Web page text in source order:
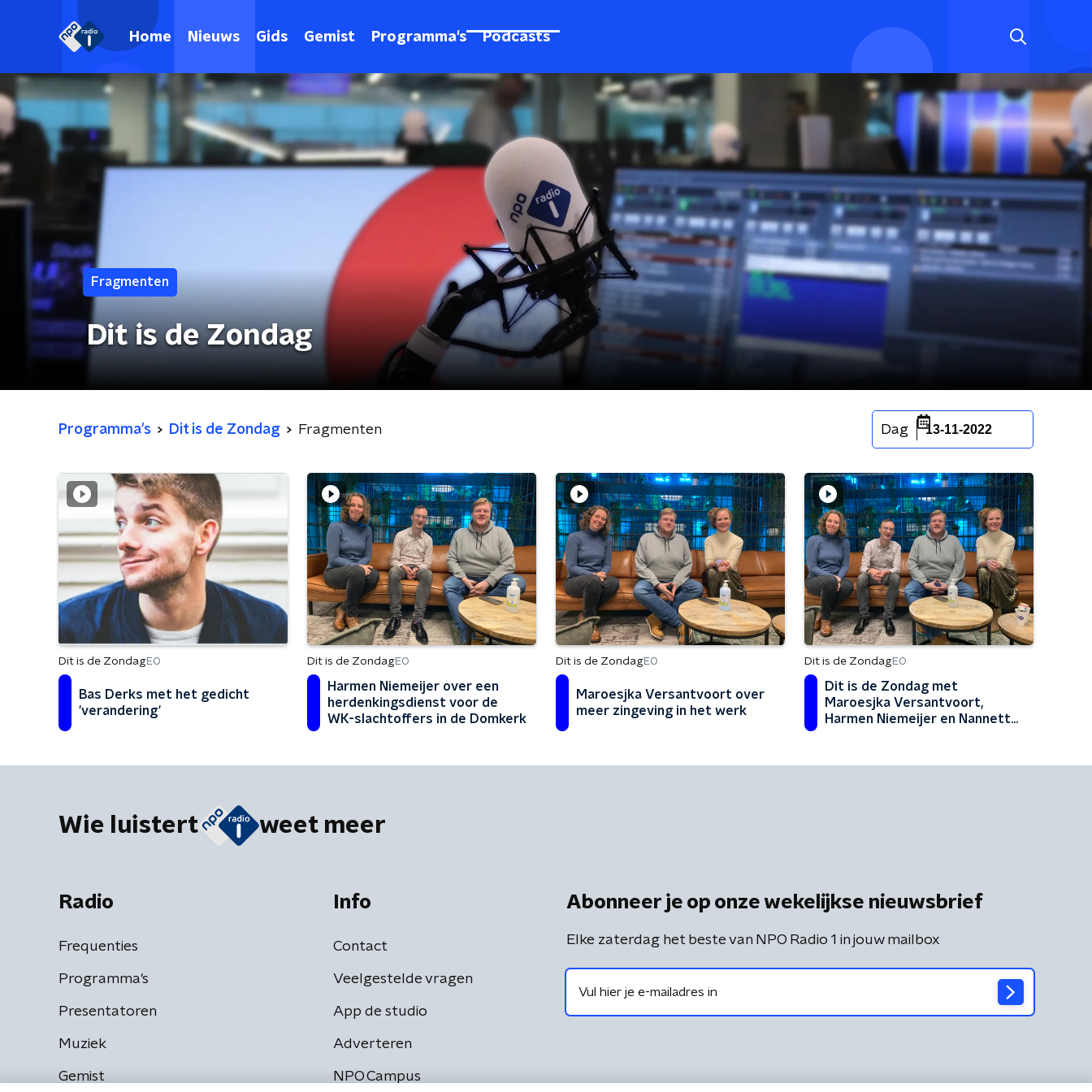
Home Nieuws Gids Gemist Programma's Podcasts
Fragmenten
Dit is de Zondag
Programma's Dit is de Zondag Fragmenten Dag 13-11-2022
Dit is de ZondagEO
Bas Derks met het gedicht
'verandering'
Dit is de ZondagEO
Harmen Niemeijer over een
herdenkingsdienst voor de
WK-slachtoffers in de Domkerk
Dit is de ZondagEO
Maroesjka Versantvoort over
meer zingeving in het werk
Dit is de ZondagEO
Dit is de Zondag met
Maroesjka Versantvoort,
Harmen Niemeijer en Nannette
Wie luistert weet meer
Radio
Frequenties
Programma's
Presentatoren
Muziek
Gemist
Info
Contact
Veelgestelde vragen
App de studio
Adverteren
NPO Campus
Abonneer je op onze wekelijkse nieuwsbrief
Elke zaterdag het beste van NPO Radio 1 in jouw mailbox